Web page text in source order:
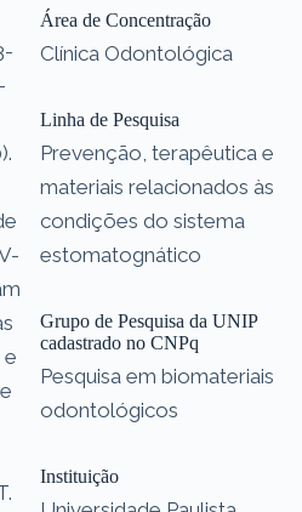
e
Área de Concentração
Clínica Odontológica
Linha de Pesquisa
Prevenção, terapêutica e
materiais relacionados às
condições do sistema
estomatognático
Grupo de Pesquisa da UNIP
cadastrado no CNPq
Pesquisa em biomateriais
odontológicos
Instituição